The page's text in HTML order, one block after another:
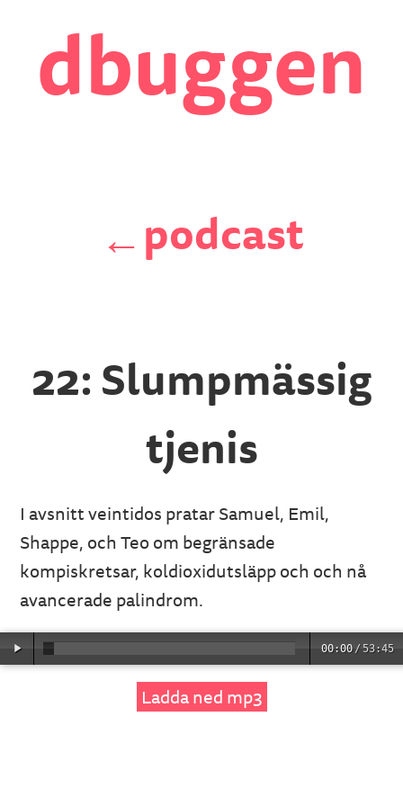
dbuggen
←podcast
22: Slumpmässig
tjenis
I avsnitt veintidos pratar Samuel, Emil,
Shappe, och Teo om begränsade
kompiskretsar, koldioxidutsläpp och och nå
avancerade palindrom.
00:00 / 53:45
Ladda ned mp3